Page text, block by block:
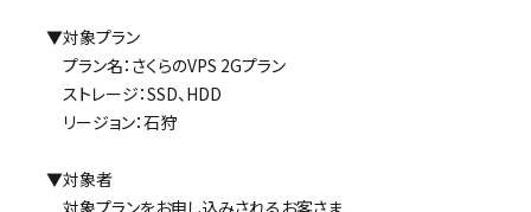
▼対象プラン
プラン名：さくらのVPS 2Gプラン
ストレージ：SSD、HDD
リージョン：石狩
▼対象者
対象プランをお申し込みされるお客さま